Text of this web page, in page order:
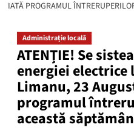
IATĂ PROGRAMUL
Administrație locală
ATENȚIE! Se
energiei electrice
Limanu, 23
programul
această